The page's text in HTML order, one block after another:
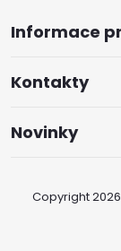
Informace
Kontakty
Novinky
Copyright 2026